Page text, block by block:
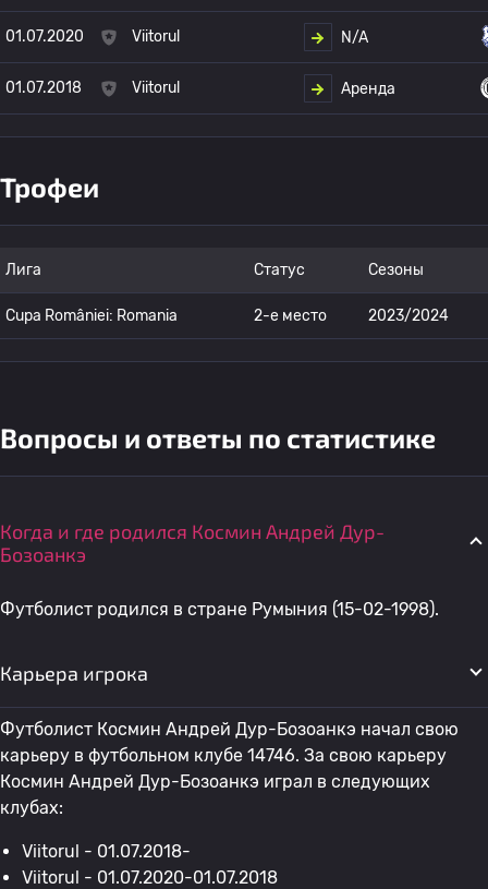
01.07.2020 Viitorul N/A
01.07.2018 Viitorul Аренда
Трофеи
Лига Статус Сезоны
Cupa României: Romania 2-е место 2023/2024
Вопросы и ответы по статистике
Когда и где родился Космин Андрей Дур-
Бозоанкэ
Футболист родился в стране Румыния (15-02-1998).
Карьера игрока
Футболист Космин Андрей Дур-Бозоанкэ начал свою
карьеру в футбольном клубе 14746. За свою карьеру
Космин Андрей Дур-Бозоанкэ играл в следующих
клубах:
Viitorul - 01.07.2018-
Viitorul - 01.07.2020-01.07.2018